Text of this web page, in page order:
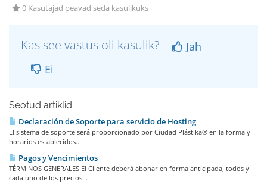
0 Kasutajad peavad seda kasulikuks
Kas see vastus oli kasulik?
Jah
Ei
Seotud artiklid
Declaración de Soporte para servicio de Hosting
El sistema de soporte será proporcionado por Ciudad Plástika® en la forma y
horarios establecidos...
Pagos y Vencimientos
TÉRMINOS GENERALES El Cliente deberá abonar en forma anticipada, todos y
cada uno de los precios...